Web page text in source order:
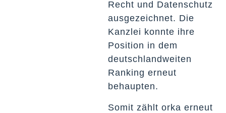
Recht und Datenschutz
ausgezeichnet. Die
Kanzlei konnte ihre
Position in dem
deutschlandweiten
Ranking erneut
behaupten.
Somit zählt orka erneut